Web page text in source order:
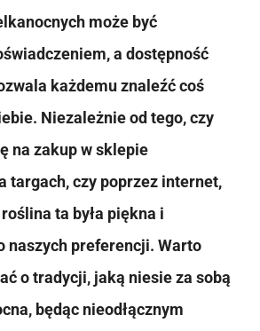
może być
a dostępność
każdemu znaleźć coś
Niezależnie od tego, czy
na zakup w sklepie
targach, czy poprzez internet,
ta była piękna i
naszych preferencji. Warto
o tradycji, jaką niesie za sobą
będąc nieodłącznym